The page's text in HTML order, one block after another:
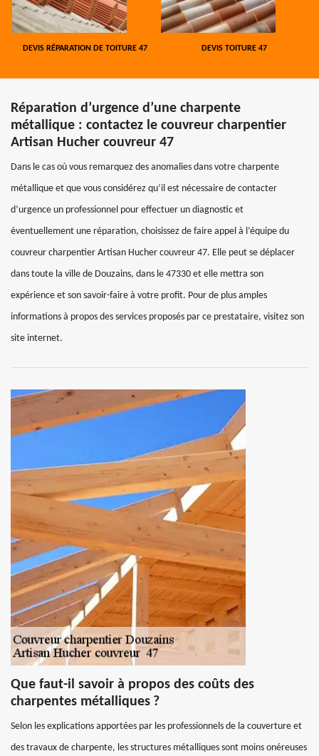
DEVIS RÉPARATION DE TOITURE 47 DEVIS TOITURE 47
Réparation d’urgence d’une charpente
métallique : contactez le couvreur charpentier
Artisan Hucher couvreur 47
Dans le cas où vous remarquez des anomalies dans votre charpente
métallique et que vous considérez qu’il est nécessaire de contacter
d’urgence un professionnel pour effectuer un diagnostic et
éventuellement une réparation, choisissez de faire appel à l’équipe du
couvreur charpentier Artisan Hucher couvreur 47. Elle peut se déplacer
dans toute la ville de Douzains, dans le 47330 et elle mettra son
expérience et son savoir-faire à votre profit. Pour de plus amples
informations à propos des services proposés par ce prestataire, visitez son
site internet.
Que faut-il savoir à propos des coûts des
charpentes métalliques ?
Selon les explications apportées par les professionnels de la couverture et
des travaux de charpente, les structures métalliques sont moins onéreuses